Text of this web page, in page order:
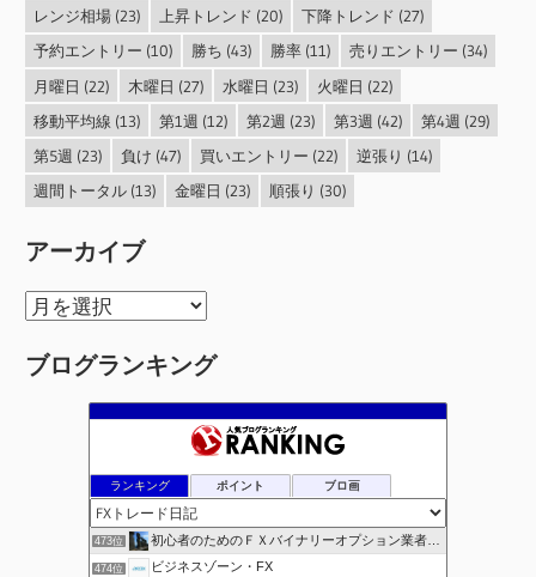
レンジ相場(23) 上昇トレンド (20) 下降トレンド (27)
予約エントリー (10) 勝ち (43) 勝率(11) 売りエントリー (34)
月曜日 (22) 木曜日 (27) 水曜日 (23) 火曜日 (22)
移動平均線 (13) 第1週 (12) 第2週 (23) 第3週 (42) 第4週 (29)
第5週 (23) 負け (47) 買いエントリー (22) 逆張り (14)
週間トータル(13) 金曜日 (23) 順張り (30)
アーカイブ
ア
カ
ブログランキング
ランキング ポイント ブロ画
473位 初心者のためのＦＸバイナリーオプション業者比較.com
474位 ビジネスゾーン・FX